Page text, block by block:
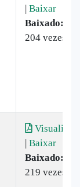
| Baixar
Baixado:
204 vezes
Visualizar
| Baixar
Baixado:
219 vezes